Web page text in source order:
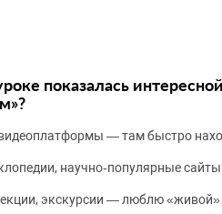
показалась
— там быстро
научно‑популярные
экскурсии — люблю «живой»